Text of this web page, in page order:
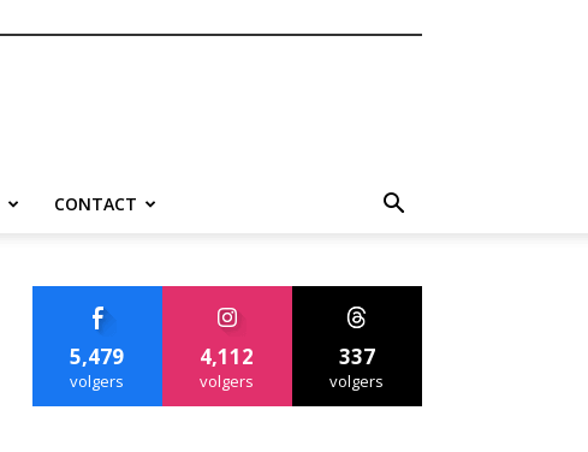
CONTACT
5,479
volgers
4,112
volgers
337
volgers